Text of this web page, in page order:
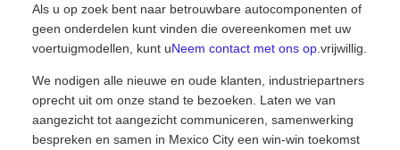
Als u op zoek bent naar betrouwbare autocomponenten of
geen onderdelen kunt vinden die overeenkomen met uw
voertuigmodellen, kunt uNeem contact met ons op. vrijwillig.
We nodigen alle nieuwe en oude klanten, industriepartners
oprecht uit om onze stand te bezoeken. Laten we van
aangezicht tot aangezicht communiceren, samenwerking
bespreken en samen in Mexico City een win-win toekomst